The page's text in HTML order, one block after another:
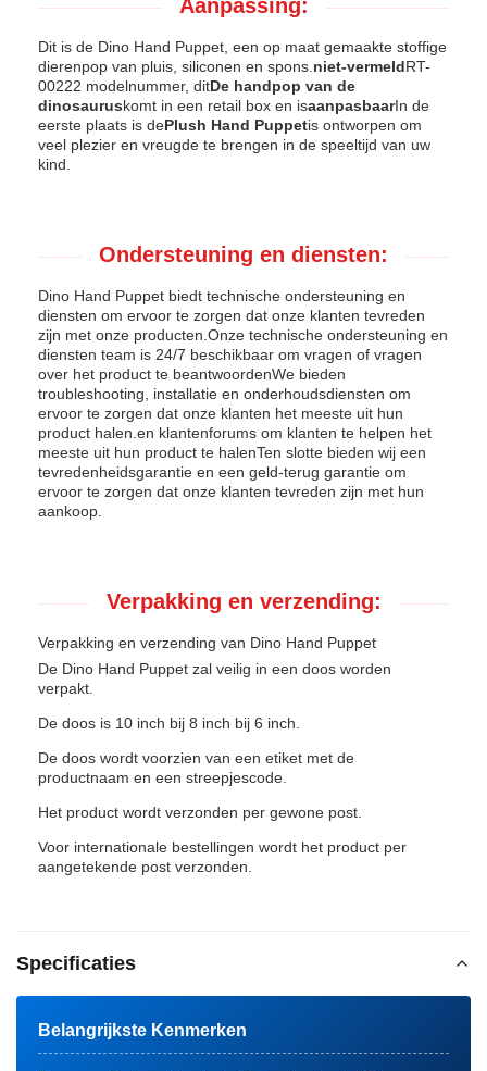
Aanpassing:
Dit is de Dino Hand Puppet, een op maat gemaakte stoffige
dierenpop van pluis, siliconen en spons. niet-vermeldRT-
00222 modelnummer, ditDe handpop van de
dinosauruskomt in een retail box en isaanpasbaarIn de
eerste plaats is dePlush Hand Puppetis ontworpen om
veel plezier en vreugde te brengen in de speeltijd van uw
kind.
Ondersteuning en diensten:
Dino Hand Puppet biedt technische ondersteuning en
diensten om ervoor te zorgen dat onze klanten tevreden
zijn met onze producten.Onze technische ondersteuning en
diensten team is 24/7 beschikbaar om vragen of vragen
over het product te beantwoordenWe bieden
troubleshooting, installatie en onderhoudsdiensten om
ervoor te zorgen dat onze klanten het meeste uit hun
product halen.en klantenforums om klanten te helpen het
meeste uit hun product te halenTen slotte bieden wij een
tevredenheidsgarantie en een geld-terug garantie om
ervoor te zorgen dat onze klanten tevreden zijn met hun
aankoop.
Verpakking en verzending:
Verpakking en verzending van Dino Hand Puppet
De Dino Hand Puppet zal veilig in een doos worden
verpakt.
De doos is 10 inch bij 8 inch bij 6 inch.
De doos wordt voorzien van een etiket met de
productnaam en een streepjescode.
Het product wordt verzonden per gewone post.
Voor internationale bestellingen wordt het product per
aangetekende post verzonden.
Specificaties
Belangrijkste Kenmerken